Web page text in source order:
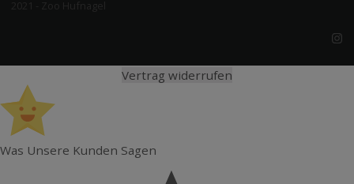
Vertrag widerrufen
Was Unsere Kunden Sagen